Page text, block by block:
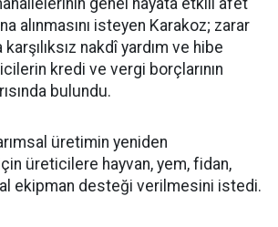
genel hayata etkili afet
alınmasını isteyen Karakoz; zarar
nakdî yardım ve hibe
kredi ve vergi borçlarının
bulundu.
üretimin yeniden
üreticilere hayvan, yem, fidan,
ekipman desteği verilmesini istedi.